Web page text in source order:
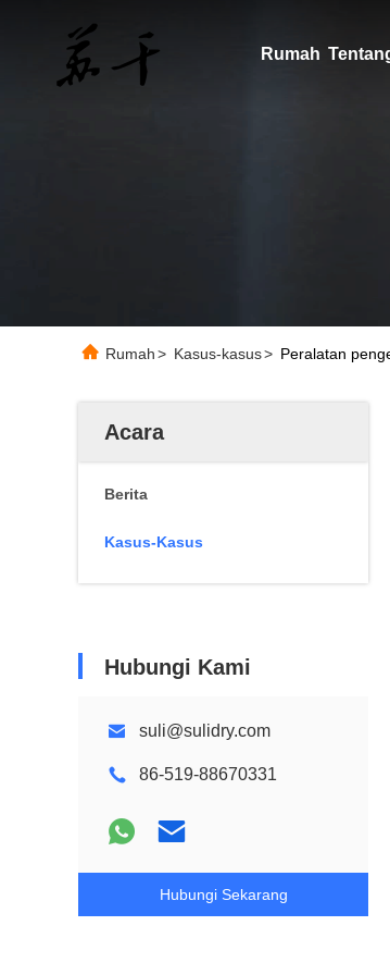
Rumah
Rumah> Kasus-kasus> Peralatan
Acara
Berita
Kasus-Kasus
Hubungi Kami
suli@sulidry.com
86-519-88670331
Hubungi Sekarang